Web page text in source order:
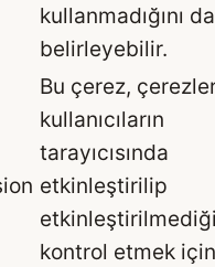
kullanmadığını da
belirleyebilir.
Bu çerez,
kullanıcıların
tarayıcısında
etkinleştirilip
kontrol etmek için